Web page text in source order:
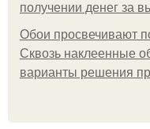
получении денег за
Обои просвечивают
Сквозь наклеенные
варианты решения